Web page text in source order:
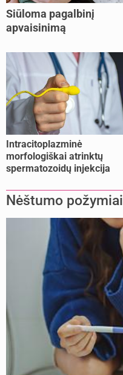
Siūloma pagalbinį
apvaisinimą
nesusituokusiems, ir
vienišoms moterims
(10)
Intracitoplazminė
morfologiškai atrinktų
spermatozoidų injekcija
Nėštumo požymiai